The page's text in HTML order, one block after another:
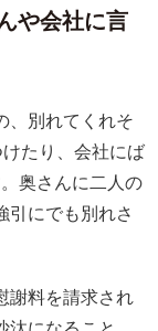
や会社に言
、別れてくれそ
たり、会社にば
奥さんに二人の
引にでも別れさ
謝料を請求され